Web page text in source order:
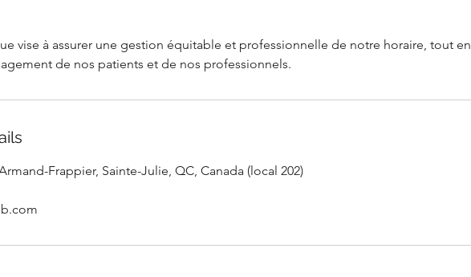
vise à assurer une gestion équitable et professionnelle de notre horaire, tout en
Frappier, Sainte-Julie, QC, Canada (local 202)